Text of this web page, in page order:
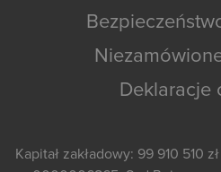
Deklaracje
Kapitał zakładowy: 99 910 510